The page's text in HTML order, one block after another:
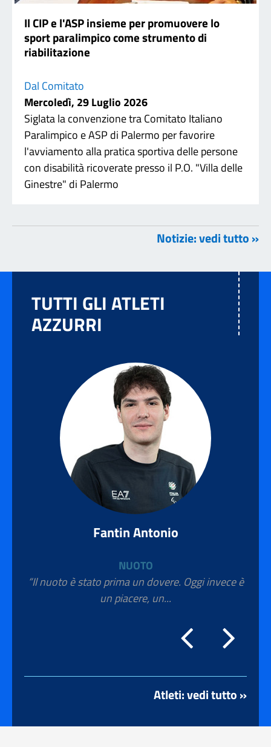
Il CIP e l'ASP insieme per promuovere lo
sport paralimpico come strumento di
riabilitazione
Dal Comitato
Mercoledì, 29 Luglio 2026
Siglata la convenzione tra Comitato Italiano
Paralimpico e ASP di Palermo per favorire
l'avviamento alla pratica sportiva delle persone
con disabilità ricoverate presso il P.O. "Villa delle
Ginestre" di Palermo
Notizie: vedi tutto »
TUTTI GLI ATLETI
AZZURRI
Fantin Antonio
NUOTO
“Il nuoto è stato prima un dovere. Oggi invece è
un piacere, un...
Atleti: vedi tutto »